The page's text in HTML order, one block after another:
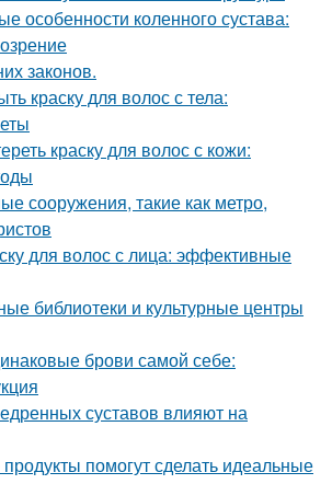
особенности коленного сустава:
законов.
краску для волос с тела:
краску для волос с кожи:
сооружения, такие как метро,
для волос с лица: эффективные
библиотеки и культурные центры
брови самой себе:
суставов влияют на
помогут сделать идеальные